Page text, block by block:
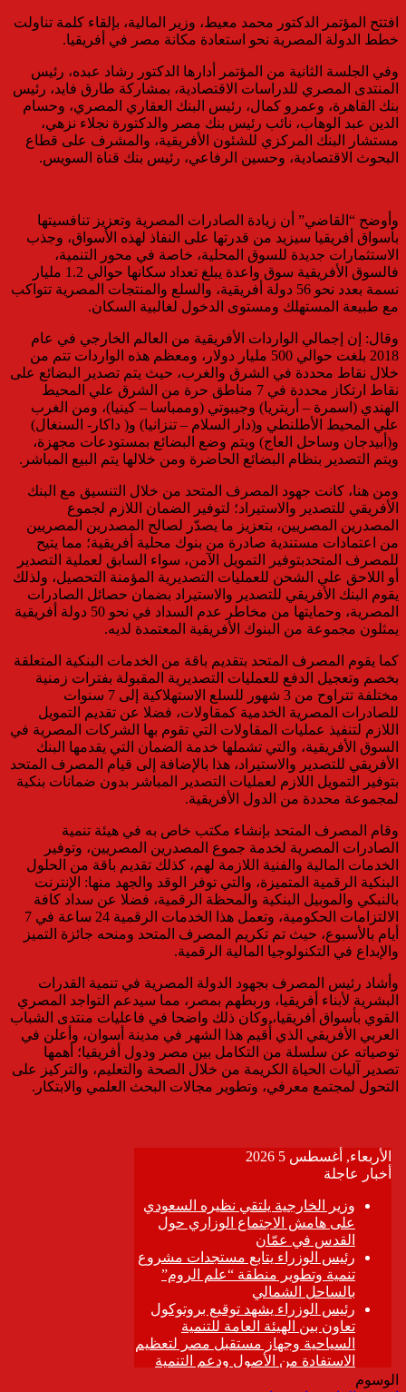
افتتح المؤتمر الدكتور محمد معيط، وزير المالية، بإلقاء كلمة تناولت
خطط الدولة المصرية نحو استعادة مكانة مصر في أفريقيا.
وفي الجلسة الثانية من المؤتمر أدارها الدكتور رشاد عبده، رئيس
المنتدى المصري للدراسات الاقتصادية، بمشاركة طارق فايد، رئيس
بنك القاهرة، وعمرو كمال، رئيس البنك العقاري المصري، وحسام
الدين عبد الوهاب، نائب رئيس بنك مصر والدكتورة نجلاء نزهي،
مستشار البنك المركزي للشئون الأفريقية، والمشرف على قطاع
البحوث الاقتصادية، وحسين الرفاعي، رئيس بنك قناة السويس.
وأوضح “القاضي” أن زيادة الصادرات المصرية وتعزيز تنافسيتها
بأسواق أفريقيا سيزيد من قدرتها على النفاذ لهذه الأسواق، وجذب
الاستثمارات جديدة للسوق المحلية، خاصة في محور التنمية،
فالسوق الأفريقية سوق واعدة يبلغ تعداد سكانها حوالي 1.2 مليار
نسمة بعدد نحو 56 دولة أفريقية، والسلع والمنتجات المصرية تتواكب
مع طبيعة المستهلك ومستوى الدخول لغالبية السكان.
وقال: إن إجمالي الواردات الأفريقية من العالم الخارجي في عام
2018 بلغت حوالي 500 مليار دولار، ومعظم هذه الواردات تتم من
خلال نقاط محددة في الشرق والغرب، حيث يتم تصدير البضائع على
نقاط ارتكاز محددة في 7 مناطق حرة من الشرق علي المحيط
الهندي (اسمرة – أريتريا) وجيبوتي (وممباسا – كينيا)، ومن الغرب
علي المحيط الأطلنطي و(دار السلام – تنزانيا) و( داكار- السنغال)
و(أبيدجان وساحل العاج) ويتم وضع البضائع بمستودعات مجهزة،
ويتم التصدير بنظام البضائع الحاضرة ومن خلالها يتم البيع المباشر.
ومن هنا، كانت جهود المصرف المتحد من خلال التنسيق مع البنك
الأفريقي للتصدير والاستيراد؛ لتوفير الضمان اللازم لجموع
المصدرين المصريين، بتعزيز ما يصدّر لصالح المصدرين المصريين
من اعتمادات مستندية صادرة من بنوك محلية أفريقية؛ مما يتيح
للمصرف المتحدبتوفير التمويل الآمن، سواء السابق لعملية التصدير
أو اللاحق علي الشحن للعمليات التصديرية المؤمنة التحصيل، ولذلك
يقوم البنك الأفريقي للتصدير والاستيراد بضمان حصائل الصادرات
المصرية، وحمايتها من مخاطر عدم السداد في نحو 50 دولة أفريقية
يمثلون مجموعة من البنوك الأفريقية المعتمدة لديه.
كما يقوم المصرف المتحد بتقديم باقة من الخدمات البنكية المتعلقة
بخصم وتعجيل الدفع للعمليات التصديرية المقبولة بفترات زمنية
مختلفة تتراوح من 3 شهور للسلع الاستهلاكية إلى 7 سنوات
للصادرات المصرية الخدمية كمقاولات، فضلا عن تقديم التمويل
اللازم لتنفيذ عمليات المقاولات التي تقوم بها الشركات المصرية في
السوق الأفريقية، والتي تشملها خدمة الضمان التي يقدمها البنك
الأفريقي للتصدير والاستيراد، هذا بالإضافة إلى قيام المصرف المتحد
بتوفير التمويل اللازم لعمليات التصدير المباشر بدون ضمانات بنكية
لمجموعة محددة من الدول الأفريقية.
وقام المصرف المتحد بإنشاء مكتب خاص به في هيئة تنمية
الصادرات المصرية لخدمة جموع المصدرين المصريين، وتوفير
الخدمات المالية والفنية اللازمة لهم، كذلك تقديم باقة من الحلول
البنكية الرقمية المتميزة، والتي توفر الوقد والجهد منها: الإنترنت
بالنبكي والموبيل البنكية والمحظة الرقمية، فضلا عن سداد كافة
الالتزامات الحكومية، وتعمل هذا الخدمات الرقمية 24 ساعة في 7
أيام بالأسبوع، حيث تم تكريم المصرف المتحد ومنحه جائزة التميز
والإبداع في التكنولوجيا المالية الرقمية.
وأشاد رئيس المصرف بجهود الدولة المصرية في تنمية القدرات
البشرية لأبناء أفريقيا، وربطهم بمصر، مما سيدعم التواجد المصري
القوي بأسواق أفريقيا، وكان ذلك واضحا في فاعليات منتدى الشباب
العربي الأفريقي الذي أُقيم هذا الشهر في مدينة أسوان، وأعلن في
توصياته عن سلسلة من التكامل بين مصر ودول أفريقيا؛ أهمها
تصدير آليات الحياة الكريمة من خلال الصحة والتعليم، والتركيز على
التحول لمجتمع معرفي، وتطوير مجالات البحث العلمي والابتكار.
الوسوم